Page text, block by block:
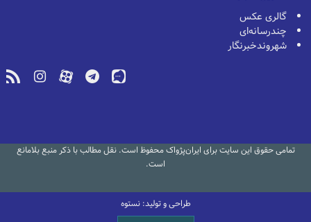
گالری عکس
چندرسانه‌ای
شهروندخبرنگار
تمامی حقوق این سایت برای ایران‌پژواک محفوظ است. نقل مطالب با ذکر منبع بلامانع
است.
طراحی و تولید: نستوه